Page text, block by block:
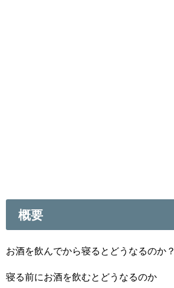
概要
お酒を飲んでから寝るとどうなるのか？
寝る前にお酒を飲むとどうなるのか